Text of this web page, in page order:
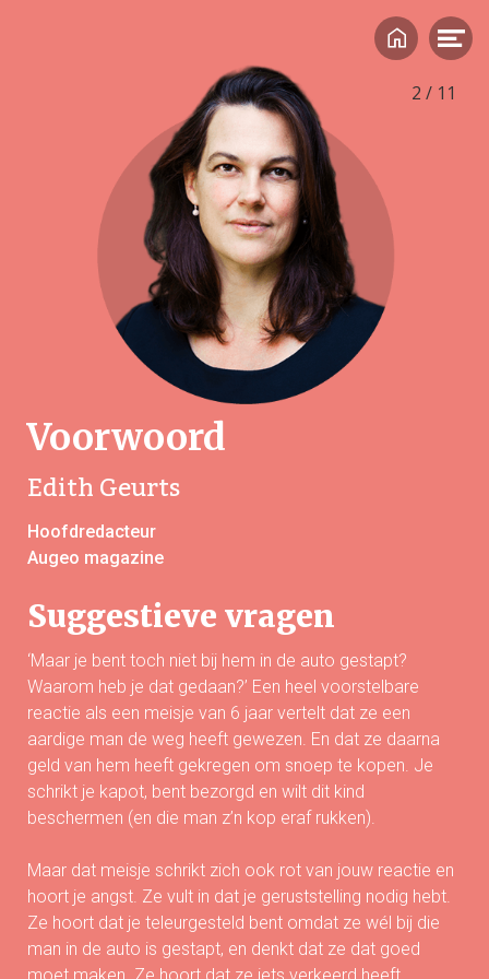
‘Als een kind niet wil praten, is het gesprek nog niet
Voorwoord
Edith Geurts
Hoofdredacteur
Augeo magazine
Suggestieve vragen
‘Maar je bent toch niet bij hem in de auto gestapt?
Waarom heb je dat gedaan?’ Een heel voorstelbare
reactie als een meisje van 6 jaar vertelt dat ze een
aardige man de weg heeft gewezen. En dat ze daarna
geld van hem heeft gekregen om snoep te kopen. Je
schrikt je kapot, bent bezorgd en wilt dit kind
beschermen (en die man z’n kop eraf rukken).
Maar dat meisje schrikt zich ook rot van jouw reactie en
hoort je angst. Ze vult in dat je geruststelling nodig hebt.
Ze hoort dat je teleurgesteld bent omdat ze wél bij die
man in de auto is gestapt, en denkt dat ze dat goed
2 / 11